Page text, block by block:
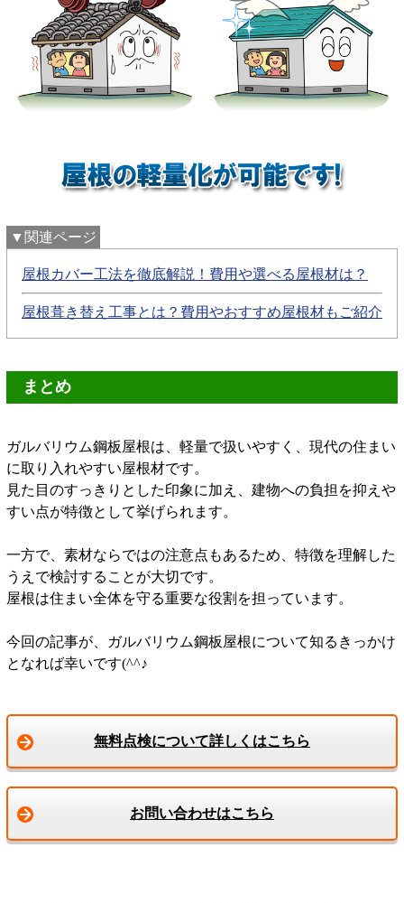
▼関連ページ
屋根カバー工法を徹底解説！費用や選べる屋根材は？
屋根葺き替え工事とは？費用やおすすめ屋根材もご紹介
まとめ
ガルバリウム鋼板屋根は、軽量で扱いやすく、現代の住まい
に取り入れやすい屋根材です。
見た目のすっきりとした印象に加え、建物への負担を抑えや
すい点が特徴として挙げられます。
一方で、素材ならではの注意点もあるため、特徴を理解した
うえで検討することが大切です。
屋根は住まい全体を守る重要な役割を担っています。
今回の記事が、ガルバリウム鋼板屋根について知るきっかけ
となれば幸いです(^^♪
無料点検について詳しくはこちら
お問い合わせはこちら